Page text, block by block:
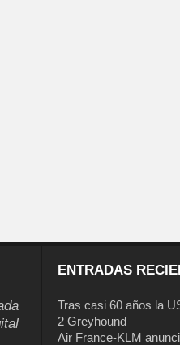
ENTRADAS
Tras casi 60 años la
2 Greyhound
Air France-KLM